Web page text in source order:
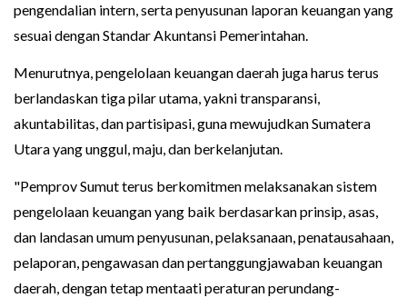
pengendalian intern, serta penyusunan laporan keuangan yang
sesuai dengan Standar Akuntansi Pemerintahan.
Menurutnya, pengelolaan keuangan daerah juga harus terus
berlandaskan tiga pilar utama, yakni transparansi,
akuntabilitas, dan partisipasi, guna mewujudkan Sumatera
Utara yang unggul, maju, dan berkelanjutan.
"Pemprov Sumut terus berkomitmen melaksanakan sistem
pengelolaan keuangan yang baik berdasarkan prinsip, asas,
dan landasan umum penyusunan, pelaksanaan, penatausahaan,
pelaporan, pengawasan dan pertanggungjawaban keuangan
daerah, dengan tetap mentaati peraturan perundang-